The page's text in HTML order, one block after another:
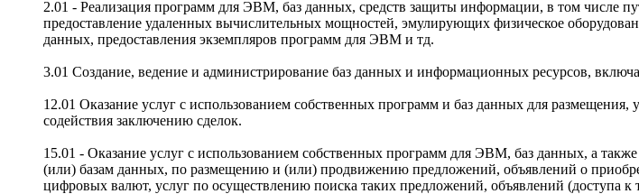
2.01 - Реализация программ для ЭВМ, баз данных, средств защиты информации, в том числе
предоставление удаленных вычислительных мощностей, эмулирующих физическое
данных, предоставления экземпляров программ для ЭВМ и тд.
3.01 Создание, ведение и администрирование баз данных и информационных ресурсов,
12.01 Оказание услуг с использованием собственных программ и баз данных для
содействия заключению сделок.
15.01 - Оказание услуг с использованием собственных программ для ЭВМ, баз данных, а
(или) базам данных, по размещению и (или) продвижению предложений, объявлений о
цифровых валют, услуг по осуществлению поиска таких предложений, объявлений (доступа